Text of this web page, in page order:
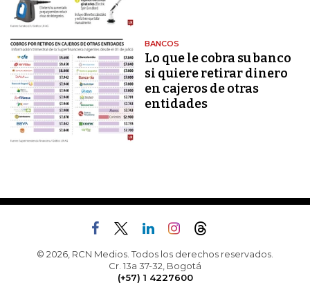
BANCOS
Lo que le cobra su banco
si quiere retirar dinero
en cajeros de otras
entidades
© 2026, RCN Medios. Todos los derechos reservados.
Cr. 13a 37-32, Bogotá
(+57) 1 4227600